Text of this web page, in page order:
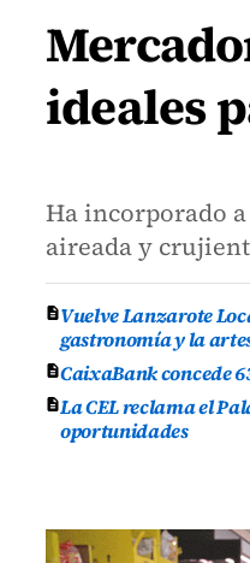
ideales
Ha incorporado
aireada y
Vuelve Lanzarote
gastronomía y la
CaixaBank concede
La CEL reclama el
oportunidades